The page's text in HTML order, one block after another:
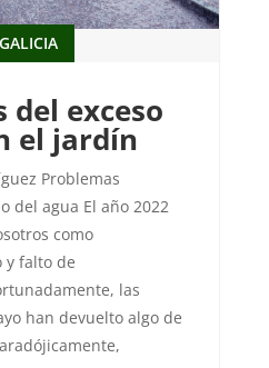
del exceso
el jardín
Problemas
del agua El año 2022
como
y falto de
las
han devuelto algo de